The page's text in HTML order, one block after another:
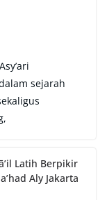
sejarah
Latih Berpikir
Aly Jakarta